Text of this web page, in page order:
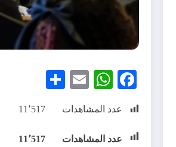
Facebook
WhatsApp
Email
عدد المشاهدات 11٬517
عدد المشاهدات 11٬517